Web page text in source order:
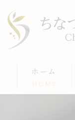
ホーム